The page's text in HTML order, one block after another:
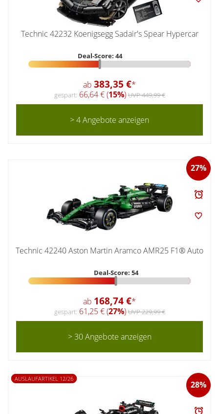
Technic 42232 Koenigsegg Sadair's Spear Hypercar
Deal-Score: 44
ab 383,35 €*
gespart: 66,64 € (15%)UVP 449,99 €
> 4 Angebote anzeigen
27%
Technic 42240 Aston Martin Aramco AMR25 F1® Auto
Deal-Score: 54
ab 168,74 €*
gespart: 61,25 € (27%)UVP 229,99 €
> 30 Angebote anzeigen
28%
AUSLAUFARTIKEL 12/26